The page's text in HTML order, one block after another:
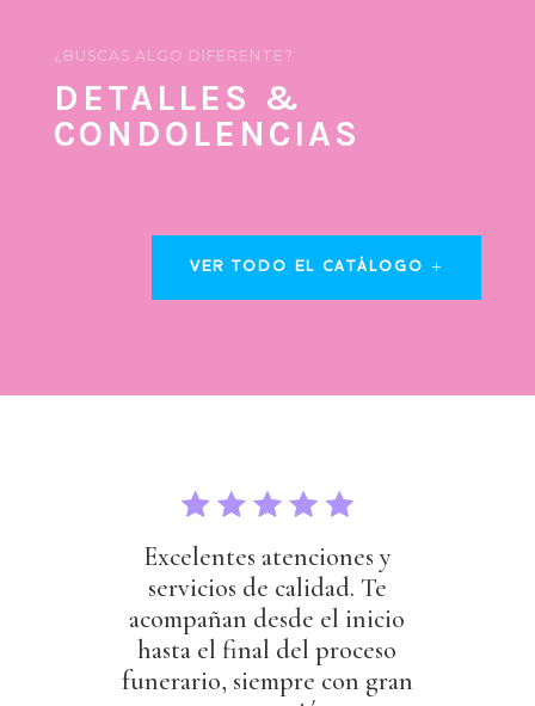
¿BUSCAS ALGO DIFERENTE?
DETALLES &
CONDOLENCIAS
VER TODO EL CATÁLOGO
Excelentes atenciones y
servicios de calidad. Te
acompañan desde el inicio
hasta el final del proceso
funerario, siempre con gran